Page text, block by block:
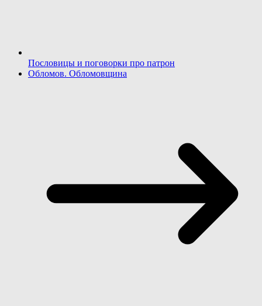
Пословицы и поговорки про патрон
Обломов. Обломовщина